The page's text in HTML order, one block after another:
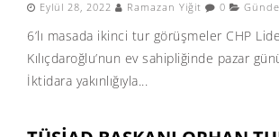
Eylül 28, 2022 Ramazan Yiğit 0
6’lı masada ikinci tur görüşmeler CHP
Kılıçdaroğlu’nun ev sahipliğinde pazar
İktidara yakınlığıyla...